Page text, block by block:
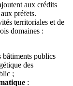
aux crédits
préfets.
territoriales et de
domaines :
bâtiments publics
des
;
: